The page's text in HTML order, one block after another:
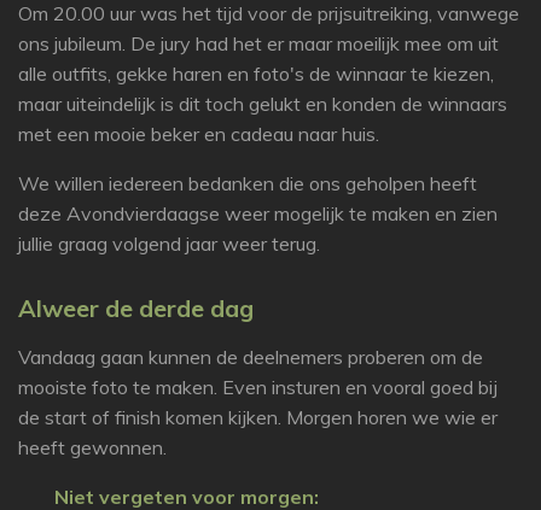
Om 20.00 uur was het tijd voor de prijsuitreiking, vanwege
ons jubileum. De jury had het er maar moeilijk mee om uit
alle outfits, gekke haren en foto's de winnaar te kiezen,
maar uiteindelijk is dit toch gelukt en konden de winnaars
met een mooie beker en cadeau naar huis.
We willen iedereen bedanken die ons geholpen heeft
deze Avondvierdaagse weer mogelijk te maken en zien
jullie graag volgend jaar weer terug.
Alweer de derde dag
Vandaag gaan kunnen de deelnemers proberen om de
mooiste foto te maken. Even insturen en vooral goed bij
de start of finish komen kijken. Morgen horen we wie er
heeft gewonnen.
Niet vergeten voor morgen: